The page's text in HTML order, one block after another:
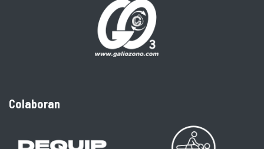
Colaboran